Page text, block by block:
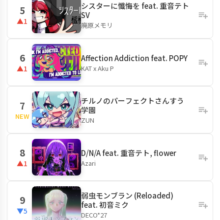
5
▲1
シスターに懺悔を feat. 重音テト
SV
廃原メモリ
6
▲1
Affection Addiction feat. POPY
KAT x Aku P
7
NEW
チルノのパーフェクトさんすう
学園
ZUN
8
▲1
D/N/A feat. 重音テト, flower
Azari
9
▼5
弱虫モンブラン (Reloaded)
feat. 初音ミク
DECO*27